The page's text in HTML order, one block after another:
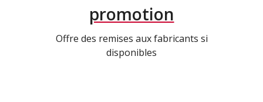
promotion
Offre des remises aux fabricants si
disponibles